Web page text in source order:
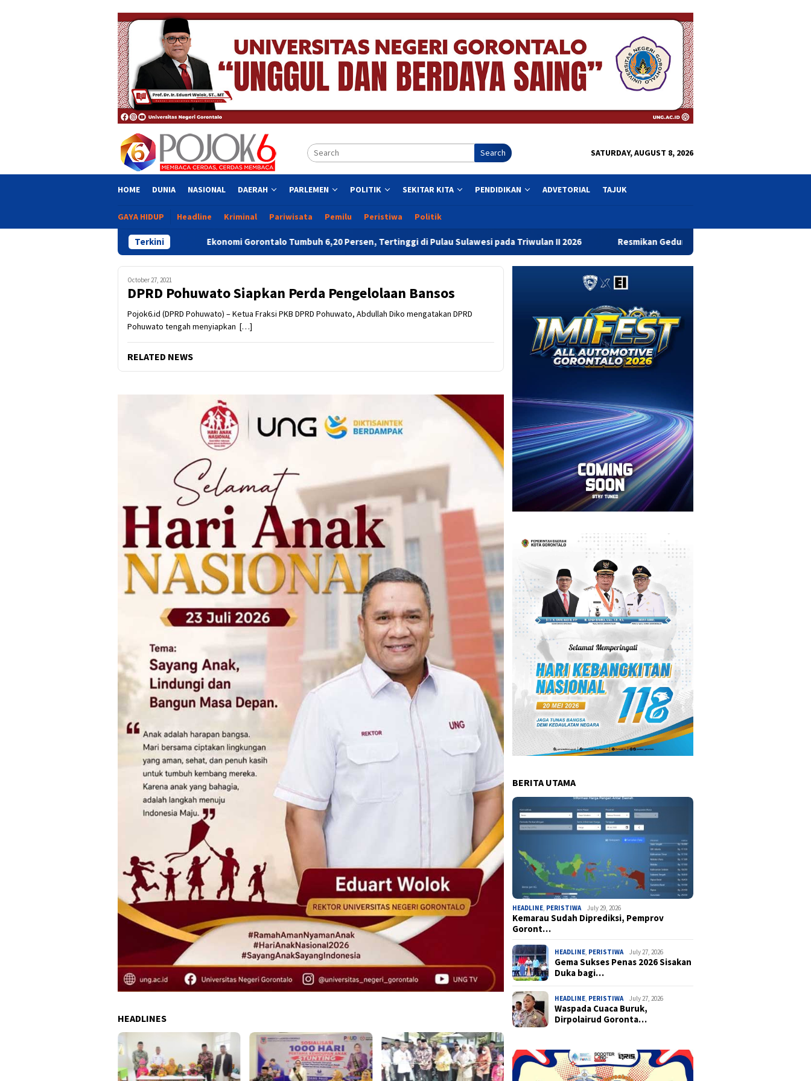
Search SATURDAY, AUGUST 8, 2026
HOME DUNIA NASIONAL DAERAH PARLEMEN POLITIK SEKITAR KITA PENDIDIKAN ADVETORIAL TAJUK
GAYA HIDUP Headline Kriminal Pariwisata Pemilu Peristiwa Politik
Terkini
Ekonomi Gorontalo Tumbuh 6,20 Persen, Tertinggi di Pulau Sulawesi pada Triwulan II 2026 Resmikan Gedung Baru Bahrul Ulum, Wagub Idah Dorong
October 27, 2021
DPRD Pohuwato Siapkan Perda Pengelolaan Bansos
Pojok6.id (DPRD Pohuwato) – Ketua Fraksi PKB DPRD Pohuwato, Abdullah Diko mengatakan DPRD
Pohuwato tengah menyiapkan […]
RELATED NEWS
HEADLINES
BERITA UTAMA
HEADLINE, PERISTIWA July 29, 2026
Kemarau Sudah Diprediksi, Pemprov
Goront…
HEADLINE, PERISTIWA July 27, 2026
Gema Sukses Penas 2026 Sisakan
Duka bagi…
HEADLINE, PERISTIWA July 27, 2026
Waspada Cuaca Buruk,
Dirpolairud Goronta…